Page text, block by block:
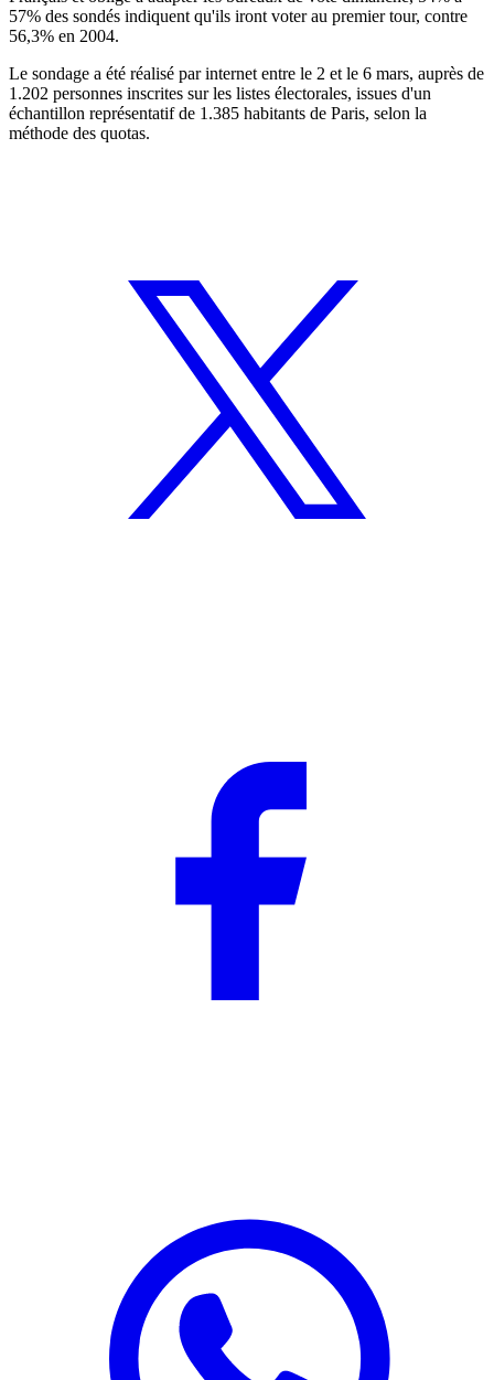
57% des sondés indiquent qu'ils iront voter au premier tour, contre
56,3% en 2004.
Le sondage a été réalisé par internet entre le 2 et le 6 mars, auprès de
1.202 personnes inscrites sur les listes électorales, issues d'un
échantillon représentatif de 1.385 habitants de Paris, selon la
méthode des quotas.